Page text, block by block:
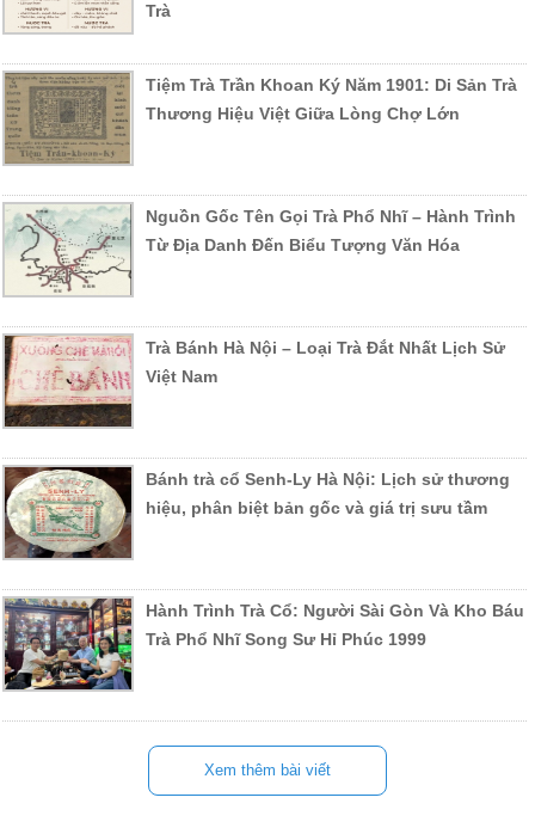
Trà
Tiệm Trà Trần Khoan Ký Năm 1901: Di Sản Trà
Thương Hiệu Việt Giữa Lòng Chợ Lớn
Nguồn Gốc Tên Gọi Trà Phổ Nhĩ – Hành Trình
Từ Địa Danh Đến Biểu Tượng Văn Hóa
Trà Bánh Hà Nội – Loại Trà Đắt Nhất Lịch Sử
Việt Nam
Bánh trà cổ Senh-Ly Hà Nội: Lịch sử thương
hiệu, phân biệt bản gốc và giá trị sưu tầm
Hành Trình Trà Cổ: Người Sài Gòn Và Kho Báu
Trà Phổ Nhĩ Song Sư Hỉ Phúc 1999
Xem thêm bài viết